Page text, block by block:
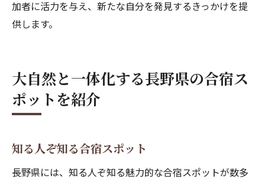
加者に活力を与え、新たな自分を発見するきっかけを提
供します。
大自然と一体化する長野県の合宿ス
ポットを紹介
知る人ぞ知る合宿スポット
長野県には、知る人ぞ知る魅力的な合宿スポットが数多